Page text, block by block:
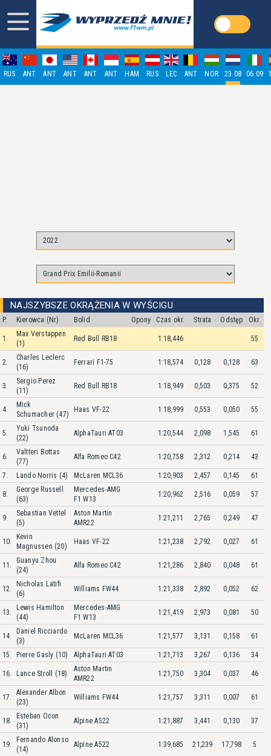
RUS ANT ANT ANT ANT ANT HAM RUS LEC ANT NOR 23.08 06.09
NAJSZYBSZE OKRĄŻENIA W WYŚCIGU
P. Kierowca (Nr) Bolid Opony Czas okr. Strata Odstęp Okr.
1.
Max Verstappen
(1)
Red Bull RB18 1:18,446 55
2.
Charles Leclerc
(16)
Ferrari F1-75 1:18,574 0,128 0,128 63
3.
Sergio Perez
(11)
Red Bull RB18 1:18,949 0,503 0,375 52
4.
Mick
Schumacher (47)
Haas VF-22 1:18,999 0,553 0,050 55
5.
Yuki Tsunoda
(22)
AlphaTauri AT03 1:20,544 2,098 1,545 61
6.
Valtteri Bottas
(77)
Alfa Romeo C42 1:20,758 2,312 0,214 43
7. Lando Norris (4) McLaren MCL36 1:20,903 2,457 0,145 61
8.
George Russell
(63)
Mercedes-AMG
F1 W13
1:20,962 2,516 0,059 57
9.
Sebastian Vettel
(5)
Aston Martin
AMR22
1:21,211 2,765 0,249 47
10.
Kevin
Magnussen (20)
Haas VF-22 1:21,238 2,792 0,027 61
11.
Guanyu Zhou
(24)
Alfa Romeo C42 1:21,286 2,840 0,048 61
12.
Nicholas Latifi
(6)
Williams FW44 1:21,338 2,892 0,052 62
13.
Lewis Hamilton
(44)
Mercedes-AMG
F1 W13
1:21,419 2,973 0,081 50
14.
Daniel Ricciardo
(3)
McLaren MCL36 1:21,577 3,131 0,158 61
15. Pierre Gasly (10) AlphaTauri AT03 1:21,713 3,267 0,136 34
16. Lance Stroll (18)
Aston Martin
AMR22
1:21,750 3,304 0,037 46
17.
Alexander Albon
(23)
Williams FW44 1:21,757 3,311 0,007 61
18.
Esteban Ocon
(31)
Alpine A522 1:21,887 3,441 0,130 37
19.
Fernando Alonso
(14)
Alpine A522 1:39,685 21,239 17,798
5